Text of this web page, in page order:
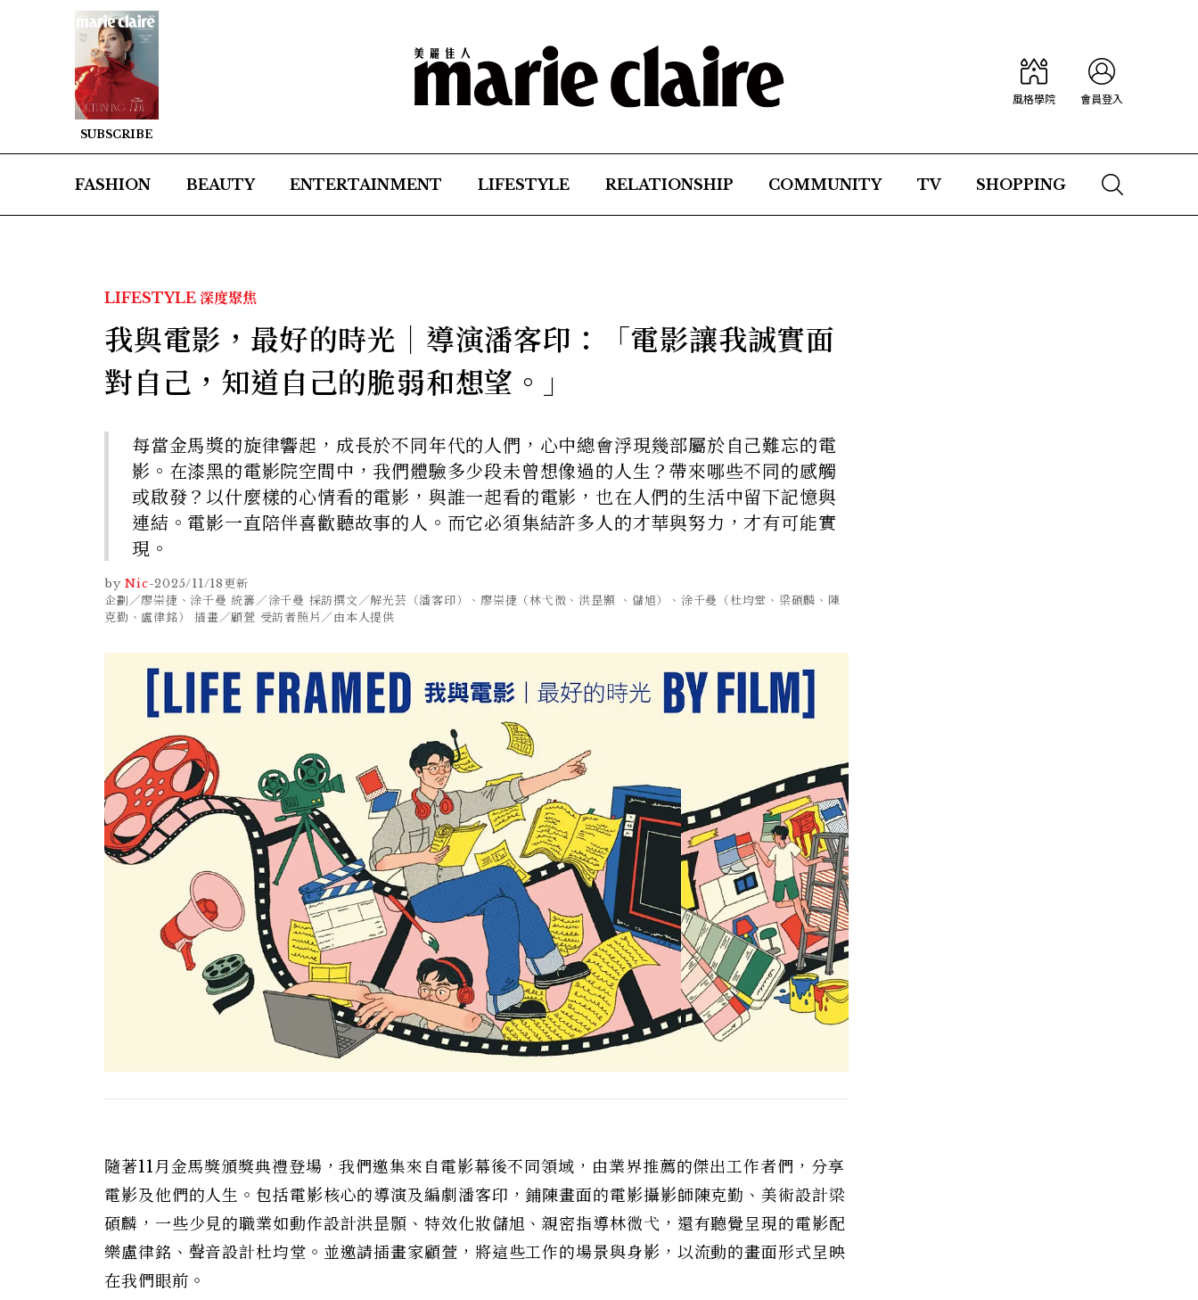
SUBSCRIBE
風格學院 會員登入
FASHION BEAUTY ENTERTAINMENT LIFESTYLE RELATIONSHIP COMMUNITY TV SHOPPING
LIFESTYLE 深度聚焦
我與電影，最好的時光｜導演潘客印：「電影讓我誠實面
對自己，知道自己的脆弱和想望。」
每當金馬獎的旋律響起，成長於不同年代的人們，心中總會浮現幾部屬於自己難忘的電
影。在漆黑的電影院空間中，我們體驗多少段未曾想像過的人生？帶來哪些不同的感觸
或啟發？以什麼樣的心情看的電影，與誰一起看的電影，也在人們的生活中留下記憶與
連結。電影一直陪伴喜歡聽故事的人。而它必須集結許多人的才華與努力，才有可能實
現。
by Nic-2025/11/18更新
企劃／廖崇捷、涂千曼 統籌／涂千曼 採訪撰文／解光芸（潘客印）、廖崇捷（林弋微、洪昰顥 、儲旭）、涂千曼（杜均堂、梁碩麟、陳
克勤、盧律銘） 插畫／顧萱 受訪者照片／由本人提供
隨著11月金馬獎頒獎典禮登場，我們邀集來自電影幕後不同領域，由業界推薦的傑出工作者們，分享
電影及他們的人生。包括電影核心的導演及編劇潘客印，鋪陳畫面的電影攝影師陳克勤、美術設計梁
碩麟，一些少見的職業如動作設計洪昰顥、特效化妝儲旭、親密指導林微弋，還有聽覺呈現的電影配
樂盧律銘、聲音設計杜均堂。並邀請插畫家顧萱，將這些工作的場景與身影，以流動的畫面形式呈映
在我們眼前。